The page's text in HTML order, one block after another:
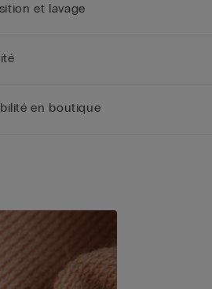
et lavage
en boutique